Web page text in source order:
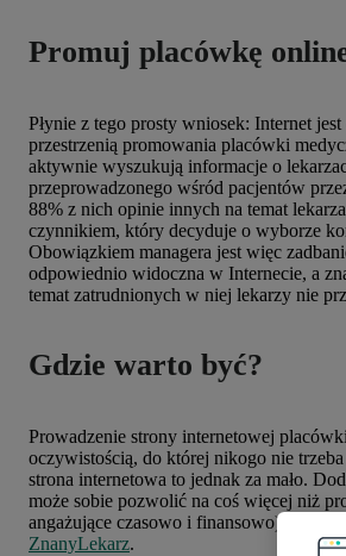
Promuj placówkę
Płynie z tego prosty wniosek: Internet jest
przestrzenią promowania placówki
aktywnie wyszukują informacje o
przeprowadzonego wśród pacjentów
88% z nich opinie innych na temat
czynnikiem, który decyduje o wyborze
Obowiązkiem managera jest więc
odpowiednio widoczna w Internecie, a
temat zatrudnionych w niej lekarzy nie
Gdzie warto być?
Prowadzenie strony internetowej
oczywistością, do której nikogo nie
strona internetowa to jednak za mało.
może sobie pozwolić na coś więcej niż
angażujące czasowo i finansowo). Z
ZnanyLekarz.